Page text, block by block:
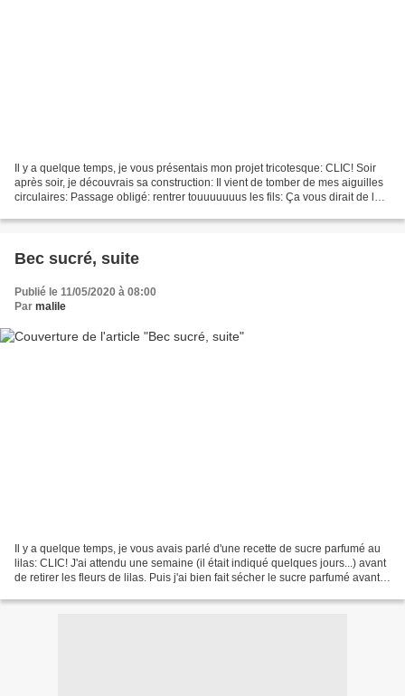
Il y a quelque temps, je vous présentais mon projet tricotesque: CLIC! Soir
après soir, je découvrais sa construction: Il vient de tomber de mes aiguilles
circulaires: Passage obligé: rentrer touuuuuuus les fils: Ça vous dirait de le
Bec sucré, suite
Publié le 11/05/2020 à 08:00
Par malile
Il y a quelque temps, je vous avais parlé d'une recette de sucre parfumé au
lilas: CLIC! J'ai attendu une semaine (il était indiqué quelques jours...) avant
de retirer les fleurs de lilas. Puis j'ai bien fait sécher le sucre parfumé avant